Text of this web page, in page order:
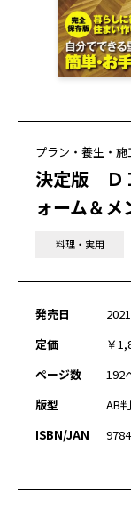
プラン・養生・
決定版 Ｄ
ォーム＆
料理・実用
発売日
定価
￥
ページ数
192
版型
AB判
ISBN/JAN